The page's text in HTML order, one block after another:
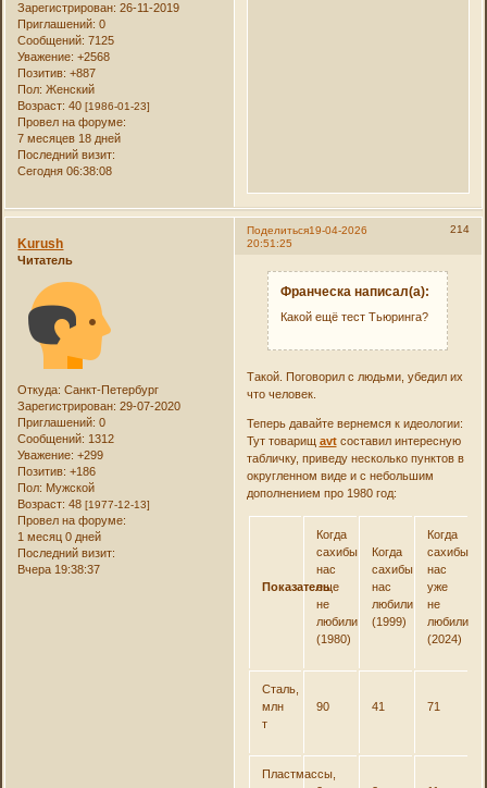
Зарегистрирован: 26-11-2019
Приглашений: 0
Сообщений: 7125
Уважение: +2568
Позитив: +887
Пол: Женский
Возраст: 40[1986-01-23]
Провел на форуме:
7 месяцев 18 дней
Последний визит:
Сегодня 06:38:08
Поделиться 214
19-04-2026
20:51:25
Kurush
Читатель
Откуда: Санкт-Петербург
Зарегистрирован: 29-07-2020
Приглашений: 0
Сообщений: 1312
Уважение: +299
Позитив: +186
Пол: Мужской
Возраст: 48[1977-12-13]
Провел на форуме:
1 месяц 0 дней
Последний визит:
Вчера 19:38:37
Франческа написал(а):
Какой ещё тест Тьюринга?
Такой. Поговорил с людьми, убедил их
что человек.
Теперь давайте вернемся к идеологии:
Тут товарищ avtсоставил интересную
табличку, приведу несколько пунктов в
округленном виде и с небольшим
дополнением про 1980 год:
Показатель
Когда
сахибы
нас
еще
не
любили
(1980)
Когда
сахибы
нас
любили
(1999)
Когда
сахибы
нас
уже
не
любили
(2024)
Сталь,
млн
т
90 41 71
Пластмассы,